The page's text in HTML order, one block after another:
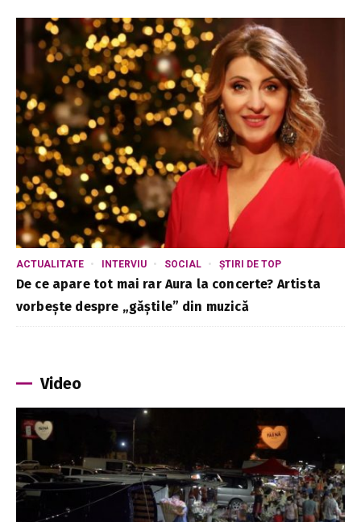
ACTUALITATE INTERVIU SOCIAL ȘTIRI DE TOP
De ce apare tot mai rar Aura la concerte? Artista
vorbește despre „găștile” din muzică
Video